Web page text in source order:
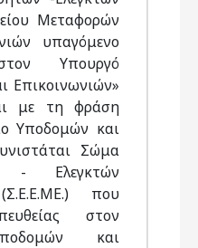
Μεταφορών
υπαγόμενο
Υπουργό
Επικοινωνιών»
με τη φράση
Υποδομών και
Σώμα
- Ελεγκτών
που
στον
και